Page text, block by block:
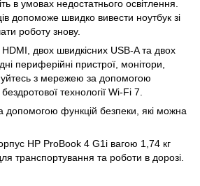
в умовах недостатнього освітлення.
допоможе швидко вивести ноутбук зі
роботу знову.
двох швидкісних USB-A та двох
периферійні пристрої, монітори,
з мережею за допомогою
технології Wi-Fi 7.
допомогою функцій безпеки, які можна
HP ProBook 4 G1i вагою 1,74 кг
транспортування та роботи в дорозі.